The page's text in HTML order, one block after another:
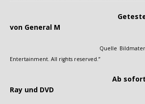
Getestet und
von General M
Quelle Bildmaterial: “©1992
Entertainment. All rights reserved.”
Ab sofort
Ray und DVD